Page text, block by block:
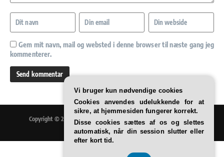
Gem mit navn, mail og websted i denne browser til næste gang jeg
kommenterer.
Copyright © 2026 Træning og sund livsstil / sportnu.dk | Drevet af
Nyhedsmagasin X
Vi bruger kun nødvendige cookies
Cookies anvendes udelukkende for at
sikre, at hjemmesiden fungerer korrekt.
Disse cookies sættes af os og slettes
automatisk, når din session slutter eller
efter kort tid.